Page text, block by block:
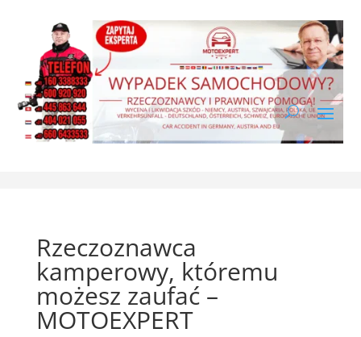
Rzeczoznawca
kamperowy, któremu
możesz zaufać –
MOTOEXPERT